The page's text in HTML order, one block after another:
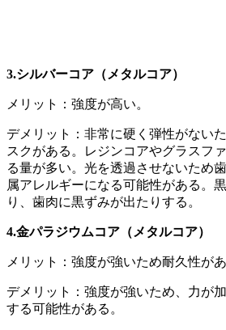
3.シルバーコア（メタルコア）
メリット：強度が高い。
デメリット：非常に硬く弾性がない
スクがある。レジンコアやグラスフ
る量が多い。光を透過させないため
属アレルギーになる可能性がある。
り、歯肉に黒ずみが出たりする。
4.金パラジウムコア（メタルコア）
メリット：強度が強いため耐久性が
デメリット：強度が強いため、力が
する可能性がある。